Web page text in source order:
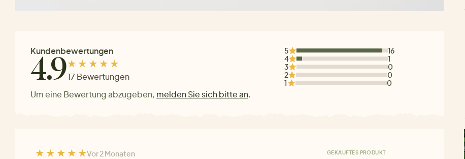
Kundenbewertungen
4.917 Bewertungen
Um eine Bewertung abzugeben, melden Sie sich bitte an.
5
16
4
1
3
0
2
0
1
0
Vor 2 Monaten GEKAUFTES PRODUKT